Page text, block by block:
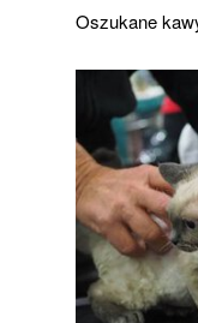
Oszukane